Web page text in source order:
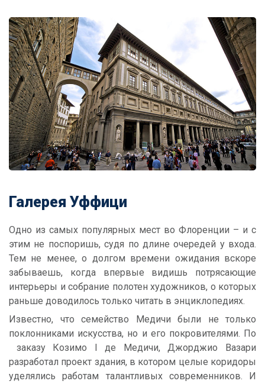
Галерея Уффици
Одно из самых популярных мест во Флоренции – и с
этим не поспоришь, судя по длине очередей у входа.
Тем не менее, о долгом времени ожидания вскоре
забываешь, когда впервые видишь потрясающие
интерьеры и собрание полотен художников, о которых
раньше доводилось только читать в энциклопедиях.
Известно, что семейство Медичи были не только
поклонниками искусства, но и его покровителями. По
заказу Козимо I де Медичи, Джорджио Вазари
разработал проект здания, в котором целые коридоры
уделялись работам талантливых современников. И